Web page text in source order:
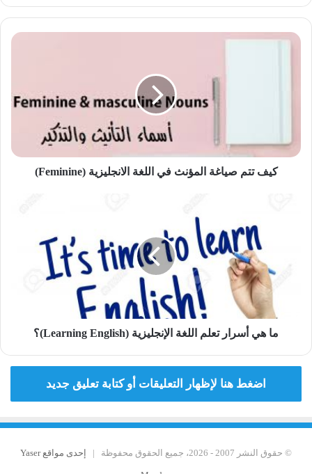
كيف
كيف تتم صياغة المؤنث في اللغة الانجليزية (Feminine)
الإنجليزية
(Learning
ما هي أسرار تعلم اللغة الإنجليزية (Learning English)؟
اضغط هنا لإظهار التعليقات أو كتابة تعليق جديد
© حقوق النشر 2007 - 2026، جميع الحقوق محفوظة | إحدى مواقع Yaser